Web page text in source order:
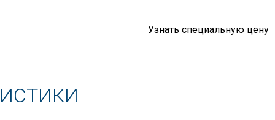
Узнать специальную цену